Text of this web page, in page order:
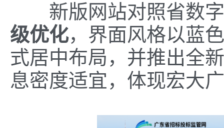
新版网站对照省数字
级优化，界面风格以蓝
式居中布局，并推出全
息密度适宜，体现宏大